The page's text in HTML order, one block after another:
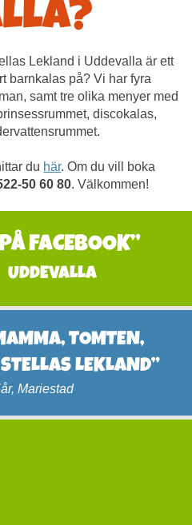
Lekland i Uddevalla är ett
barnkalas på? Vi har fyra
samt tre olika menyer med
discokalas,
du här. Om du vill boka
50 60 80. Välkommen!
FACEBOOK”
UDDEVALLA
TOMTEN,
LEKLAND”
Mariestad